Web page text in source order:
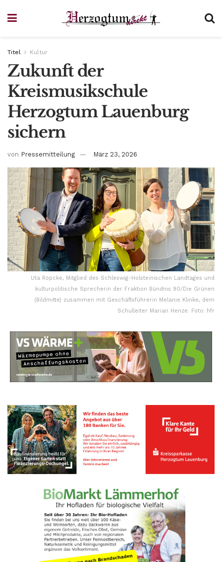
Titel Kultur
Zukunft der
Kreismusikschule
Herzogtum Lauenburg
sichern
von Pressemitteilung März 23, 2026
Uta Röpcke, Mitglied des Schleswig-Holsteinischen Landtages und
kulturpolitische Sprecherin der Fraktion Bündnis 90/Die Grünen
(Bildmitte) zusammen mit Geschäftsführerin Melanie Klinke, dem
Schulleiter Marian Henze. Foto: hfr